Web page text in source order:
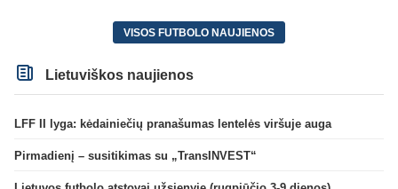
VISOS FUTBOLO NAUJIENOS
Lietuviškos naujienos
LFF II lyga: kėdainiečių pranašumas lentelės viršuje auga
Pirmadienį – susitikimas su „TransINVEST“